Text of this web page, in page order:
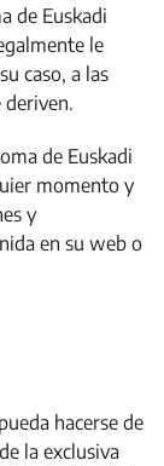
de Euskadi
le
caso, a las
deriven.
de Euskadi
momento y
y
en su web o
hacerse de
la exclusiva